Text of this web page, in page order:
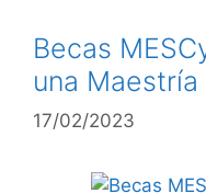
Becas
una
17/02/2023